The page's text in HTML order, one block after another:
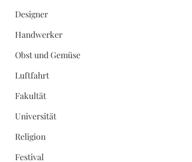
Designer
Handwerker
Obst und Gemüse
Luftfahrt
Fakultät
Universität
Religion
Festival